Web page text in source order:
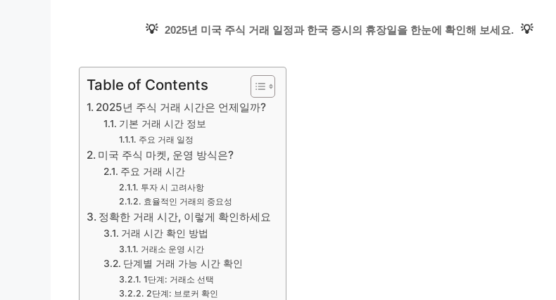
💡 2025년 미국 주식 거래 일정과 한국 증시의 휴장일을 한눈에 확인해 보세요. 💡
Table of Contents
2025년 주식 거래 시간은 언제일까?
기본 거래 시간 정보
주요 거래 일정
미국 주식 마켓, 운영 방식은?
주요 거래 시간
투자 시 고려사항
효율적인 거래의 중요성
정확한 거래 시간, 이렇게 확인하세요
거래 시간 확인 방법
거래소 운영 시간
단계별 거래 가능 시간 확인
1단계: 거래소 선택
2단계: 브로커 확인